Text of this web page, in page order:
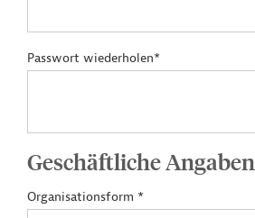
Passwort wiederholen*
Geschäftliche Angaben
Organisationsform *